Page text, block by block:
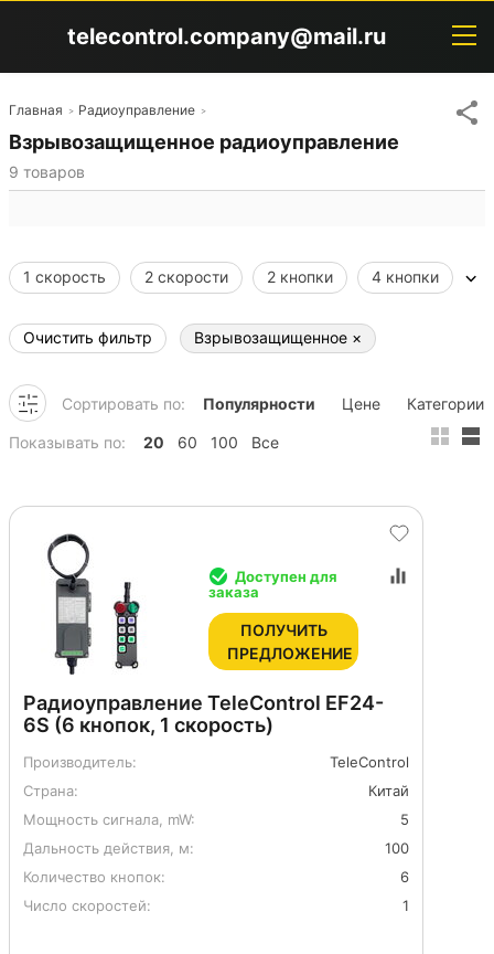
telecontrol.company@mail.ru
Главная Радиоуправление
Взрывозащищенное радиоуправление
9 товаров
1 скорость 2 скорости 2 кнопки 4 кнопки
Джойстик Взрывозащищенное
Очистить фильтр Взрывозащищенное ×
Сортировать по: Популярности Цене Категории
Показывать по: 20 60 100 Все
Радиоуправление TeleControl EF24-
6S (6 кнопок, 1 скорость)
Производитель:
TeleControl
Страна:
Китай
Мощность сигнала, mW:
5
Дальность действия, м:
100
Количество кнопок:
6
Число скоростей:
1
Доступен для
заказа
ПОЛУЧИТЬ
ПРЕДЛОЖЕНИЕ